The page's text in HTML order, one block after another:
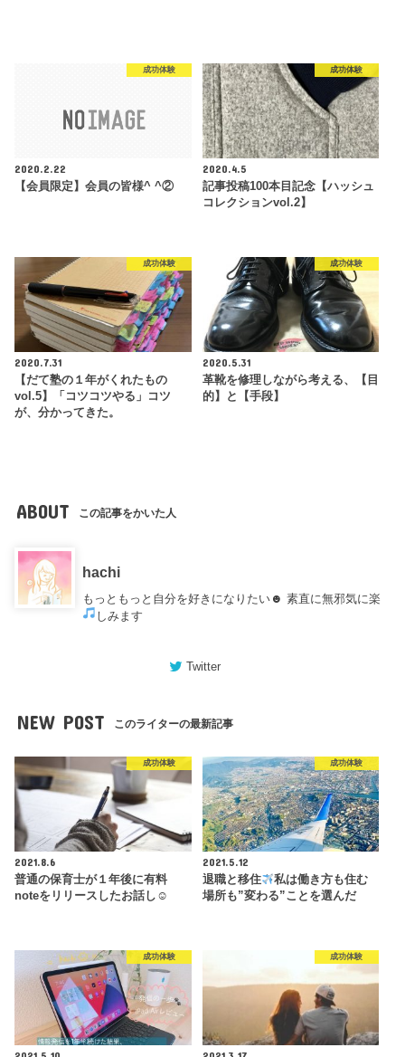
成功体験
2020.2.22
【会員限定】会員の皆様^ ^②
成功体験
2020.4.5
記事投稿100本目記念【ハッシュ
コレクションvol.2】
成功体験
2020.7.31
【だて塾の１年がくれたもの
vol.5】「コツコツやる」コツ
が、分かってきた。
成功体験
2020.5.31
革靴を修理しながら考える、【目
的】と【手段】
ABOUT この記事をかいた人
hachi
もっともっと自分を好きになりたい☻ 素直に無邪気に楽
しみます
Twitter
NEW POST このライターの最新記事
成功体験
2021.8.6
普通の保育士が１年後に有料
noteをリリースしたお話し☺︎
成功体験
2021.5.12
退職と移住
私は働き方も住む
場所も”変わる”ことを選んだ
成功体験 成功体験